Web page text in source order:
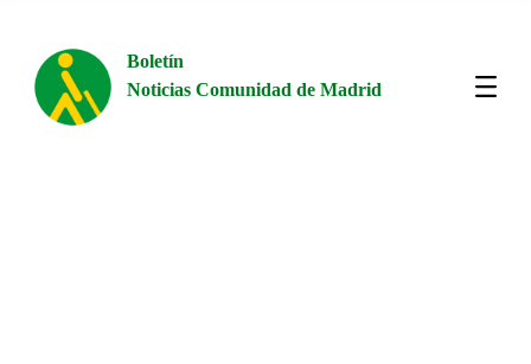
Boletín
Noticias Comunidad de Madrid